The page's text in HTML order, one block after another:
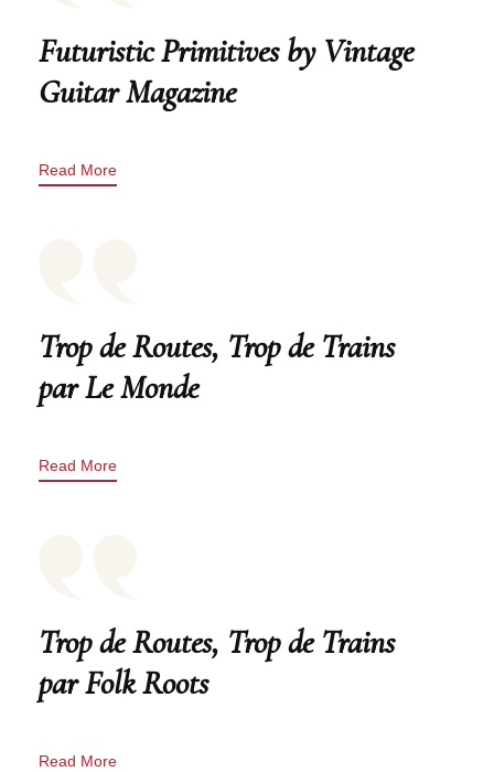
Futuristic Primitives by Vintage
Guitar Magazine
Read More
Trop de Routes, Trop de Trains
par Le Monde
Read More
Trop de Routes, Trop de Trains
par Folk Roots
Read More